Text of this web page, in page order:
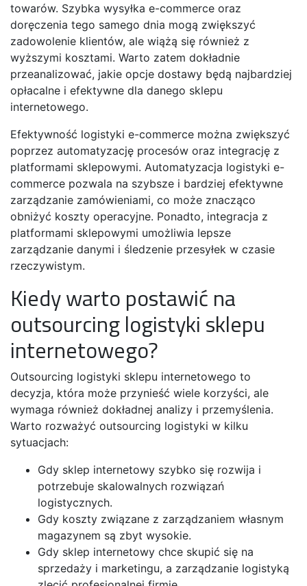
towarów. Szybka wysyłka e-commerce oraz
doręczenia tego samego dnia mogą zwiększyć
zadowolenie klientów, ale wiążą się również z
wyższymi kosztami. Warto zatem dokładnie
przeanalizować, jakie opcje dostawy będą najbardziej
opłacalne i efektywne dla danego sklepu
internetowego.
Efektywność logistyki e-commerce można zwiększyć
poprzez automatyzację procesów oraz integrację z
platformami sklepowymi. Automatyzacja logistyki e-
commerce pozwala na szybsze i bardziej efektywne
zarządzanie zamówieniami, co może znacząco
obniżyć koszty operacyjne. Ponadto, integracja z
platformami sklepowymi umożliwia lepsze
zarządzanie danymi i śledzenie przesyłek w czasie
rzeczywistym.
Kiedy warto postawić na
outsourcing logistyki sklepu
internetowego?
Outsourcing logistyki sklepu internetowego to
decyzja, która może przynieść wiele korzyści, ale
wymaga również dokładnej analizy i przemyślenia.
Warto rozważyć outsourcing logistyki w kilku
sytuacjach:
Gdy sklep internetowy szybko się rozwija i
potrzebuje skalowalnych rozwiązań
logistycznych.
Gdy koszty związane z zarządzaniem własnym
magazynem są zbyt wysokie.
Gdy sklep internetowy chce skupić się na
sprzedaży i marketingu, a zarządzanie logistyką